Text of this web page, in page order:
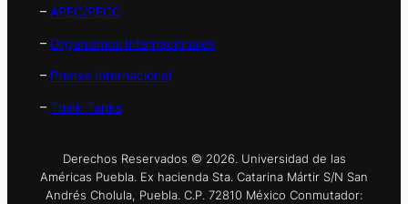
– APEC/PECC
– Organismos Internacionales
– Prensa Internacional
– Think Tanks
Derechos Reservados © 2026. Universidad de las
Américas Puebla. Ex hacienda Sta. Catarina Mártir S/N San
Andrés Cholula, Puebla. C.P. 72810 México Conmutador: